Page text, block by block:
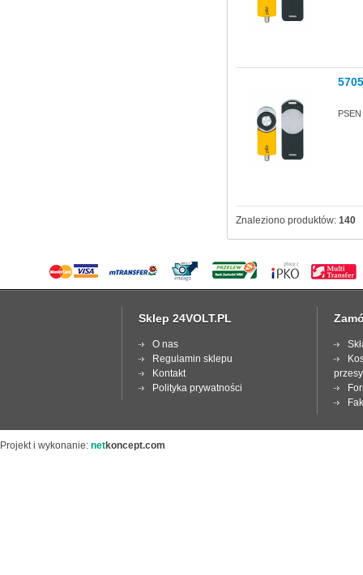
Znaleziono produktów: 140
Sklep 24VOLT.PL
O nas
Regulamin sklepu
Kontakt
Polityka prywatności
Projekt i wykonanie: netkoncept.com